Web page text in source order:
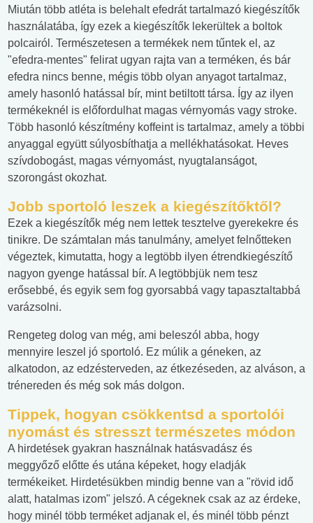
Miután több atléta is belehalt efedrát tartalmazó kiegészítők
használatába, így ezek a kiegészítők lekerültek a boltok
polcairól. Természetesen a termékek nem tűntek el, az
"efedra-mentes" felirat ugyan rajta van a terméken, és bár
efedra nincs benne, mégis több olyan anyagot tartalmaz,
amely hasonló hatással bír, mint betiltott társa. Így az ilyen
termékeknél is előfordulhat magas vérnyomás vagy stroke.
Több hasonló készítmény koffeint is tartalmaz, amely a többi
anyaggal együtt súlyosbíthatja a mellékhatásokat. Heves
szívdobogást, magas vérnyomást, nyugtalanságot,
szorongást okozhat.
Jobb sportoló leszek a kiegészítőktől?
Ezek a kiegészítők még nem lettek tesztelve gyerekekre és
tinikre. De számtalan más tanulmány, amelyet felnőtteken
végeztek, kimutatta, hogy a legtöbb ilyen étrendkiegészítő
nagyon gyenge hatással bír. A legtöbbjük nem tesz
erősebbé, és egyik sem fog gyorsabbá vagy tapasztaltabbá
varázsolni.
Rengeteg dolog van még, ami beleszól abba, hogy
mennyire leszel jó sportoló. Ez múlik a géneken, az
alkatodon, az edzésterveden, az étkezéseden, az alváson, a
trénereden és még sok más dolgon.
Tippek, hogyan csökkentsd a sportolói
nyomást és stresszt természetes módon
A hirdetések gyakran használnak hatásvadász és
meggyőző előtte és utána képeket, hogy eladják
termékeiket. Hirdetésükben mindig benne van a "rövid idő
alatt, hatalmas izom" jelszó. A cégeknek csak az az érdeke,
hogy minél több terméket adjanak el, és minél több pénzt